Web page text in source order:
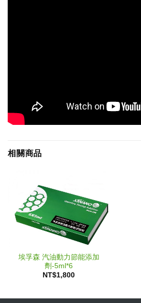
相關商品
埃孚森 汽油動力節能添加
劑-5ml*6
NT$1,800